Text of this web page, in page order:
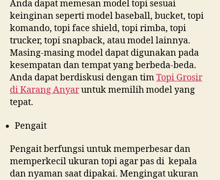
Anda dapat memesan model topi sesuai
keinginan seperti model baseball, bucket, topi
komando, topi face shield, topi rimba, topi
trucker, topi snapback, atau model lainnya.
Masing-masing model dapat digunakan pada
kesempatan dan tempat yang berbeda-beda.
Anda dapat berdiskusi dengan timTopi Grosir
diKarang Anyaruntuk memilih model yang
tepat.
Pengait
Pengait berfungsi untuk memperbesar dan
memperkecil ukuran topi agar pas di kepala
dan nyaman saat dipakai. Mengingat ukuran